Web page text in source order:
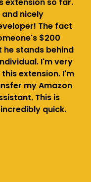
nicely
The fact
$200
stands behind
I'm very
extension. I'm
my Amazon
This is
quick.